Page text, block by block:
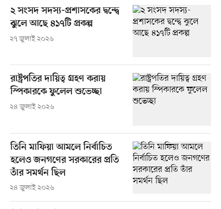
২ সংসদ সদস্য-প্রশাসকের দ্বন্দ্বে
ঝুলে আছে ৪১৭টি প্রকল্প
২৭ জুলাই ২০২৬
রাষ্ট্রপতির দায়িত্ব গ্রহণ করায়
স্পিকারকে ফুলেল শুভেচ্ছা
২৪ জুলাই ২০২৬
তিনি মাফিয়া আমলে নির্বাচিত
হলেও জনগণের সরকারের প্রতি
তাঁর সমর্থন ছিল
২৪ জুলাই ২০২৬